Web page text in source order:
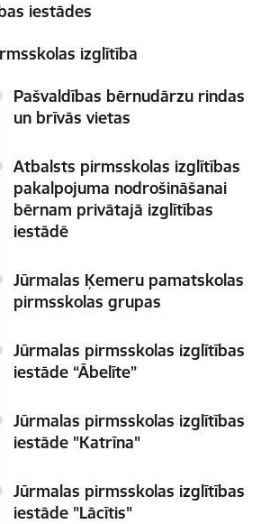
iestādes
izglītība
Pašvaldības bērnudārzu rindas
un brīvās vietas
Atbalsts pirmsskolas izglītības
pakalpojuma nodrošināšanai
bērnam privātajā izglītības
iestādē
Jūrmalas Ķemeru pamatskolas
pirmsskolas grupas
Jūrmalas pirmsskolas izglītības
iestāde “Ābelīte”
Jūrmalas pirmsskolas izglītības
iestāde "Katrīna"
Jūrmalas pirmsskolas izglītības
iestāde "Lācītis"